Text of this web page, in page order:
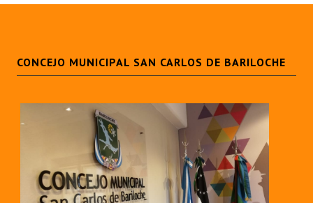
CONCEJO MUNICIPAL SAN CARLOS DE BARILOCHE